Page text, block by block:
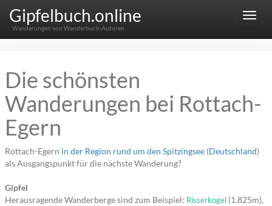
Menu
Gipfelbuch.online
Wanderungen von Wanderbuch-Autoren
Die schönsten
Wanderungen bei Rottach-
Egern
Rottach-Egern in der Region rund um den Spitzingsee (Deutschland)
als Ausgangspunkt für die nächste Wanderung?
Gipfel
Herausragende Wanderberge sind zum Beispiel: Risserkogel (1.825m),